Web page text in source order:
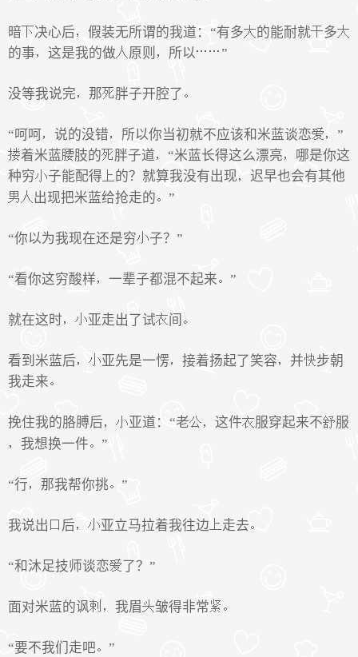
暗 决心后 假装无所谓的我道：“有多 的能耐就
多
的事
这是我的做 原则 所以 ”
没等我说完 那 胖子开腔了
“呵呵 说的没错 所以你当初就不应该和米蓝谈恋
”
着米蓝
肢的 胖子道 “米蓝长得这么漂亮
哪是你这
种穷
子能配得 的？就算我没有出现
迟早也会有其他
出现把米蓝给抢走的
”
“你以为我现在还是穷 子？”
“看你这穷酸样 一辈子都混不起来 ”
就在这时 亚走出了试 间
看到米蓝后 亚先是一愣 接着扬起了笑容 并
步朝
我走来
挽住我的胳膊后 亚道：“老 这件 服穿起来不
服
我想换一件
”
“行 那我帮你挑 ”
我说出 后 亚立马拉着我往边 走去
“和沐足技师谈恋 了？”
面对米蓝的讽 我眉 皱得非常
“要不我们走吧 ”